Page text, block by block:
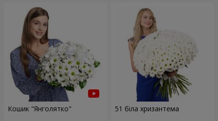
Кошик "Янголятко" 51 біла хризантема